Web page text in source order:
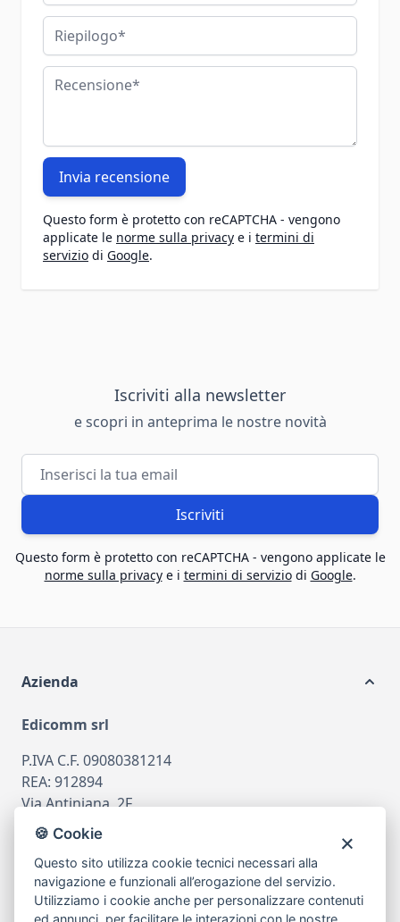
Riepilogo
Recensione
Invia recensione
Questo form è protetto con reCAPTCHA - vengono
applicate le norme sulla privacy e i termini di
servizio di Google.
Iscriviti alla newsletter
e scopri in anteprima le nostre novità
Indirizzo email
Iscriviti
Questo form è protetto con reCAPTCHA - vengono applicate le
norme sulla privacye i termini di serviziodi Google.
Azienda
Edicomm srl
P.IVA C.F. 09080381214
REA: 912894
Via Antiniana, 2F
80078 Pozzuoli
tel081.7515380
emailinfo@edicomm.it
🍪 Cookie
Questo sito utilizza cookie tecnici necessari alla
navigazione e funzionali all’erogazione del servizio.
Utilizziamo i cookie anche per personalizzare contenuti
ed annunci, per facilitare le interazioni con le nostre